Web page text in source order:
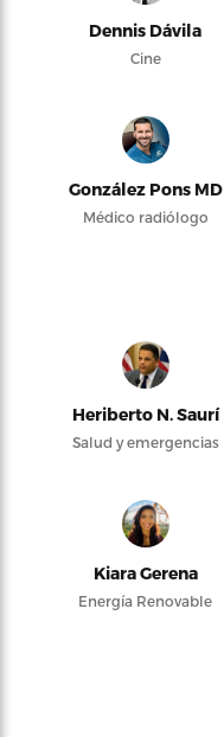
Dennis Dávila
Cine
González Pons MD
Médico radiólogo
Heriberto N. Saurí
Salud y emergencias
Kiara Gerena
Energía Renovable